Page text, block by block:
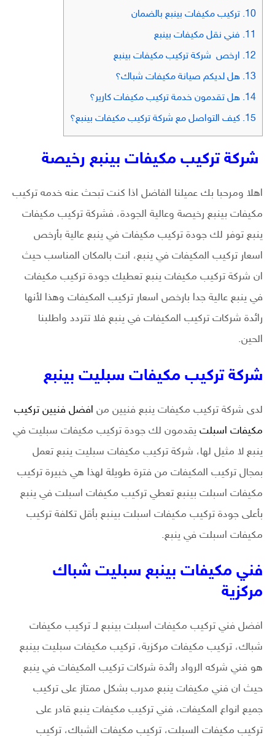
10. تركيب مكيفات بينبع بالضمان
11. فني نقل مكيفات بينبع
12. ارخص شركة تركيب مكيفات بينبع
13. هل لديكم صيانة مكيفات شباك؟
14. هل تقدمون خدمة تركيب مكيفات كارير؟
15. كيف التواصل مع شركة تركيب مكيفات بينبع؟
شركة تركيب مكيفات بينبع رخيصة
اهلا ومرحبا بك عميلنا الفاضل اذا كنت تبحث عنه خدمه تركيب
مكيفات بينبع رخيصة وعالية الجودة، فشركة تركيب مكيفات
ينبع توفر لك جودة تركيب مكيفات في ينبع عالية بأرخص
اسعار تركيب المكيفات في ينبع، انت بالمكان المناسب حيث
ان شركة تركيب مكيفات ينبع تعطيك جودة تركيب مكيفات
في ينبع عالية جدا بارخص اسعار تركيب المكيفات وهذا لأنها
رائدة شركات تركيب المكيفات في ينبع فلا تتردد واطلبنا
الحين.
شركة تركيب مكيفات سبليت بينبع
لدى شركة تركيب مكيفات ينبع فنيين من افضل فنيين تركيب
مكيفات اسبلت يقدمون لك جودة تركيب مكيفات سبليت في
ينبع لا مثيل لها، شركة تركيب مكيفات سبليت ينبع تعمل
بمجال تركيب المكيفات من فترة طويلة لهذا هي خبيرة تركيب
مكيفات اسبلت بينبع تعطي تركيب مكيفات اسبلت في ينبع
بأعلى جودة تركيب مكيفات اسبلت بينبع بأقل تكلفة تركيب
مكيفات اسبلت في ينبع.
فني مكيفات بينبع سبليت شباك
مركزية
افضل فني تركيب مكيفات اسبلت بينبع لـ تركيب مكيفات
شباك، تركيب مكيفات مركزية، تركيب مكيفات سبليت بينبع
هو فني شركه الرواد رائدة شركات تركيب المكيفات في ينبع
حيث ان فني مكيفات ينبع مدرب بشكل ممتاز على تركيب
جميع انواع المكيفات، فني تركيب مكيفات ينبع قادر على
تركيب مكيفات السبلت، تركيب مكيفات الشباك، تركيب